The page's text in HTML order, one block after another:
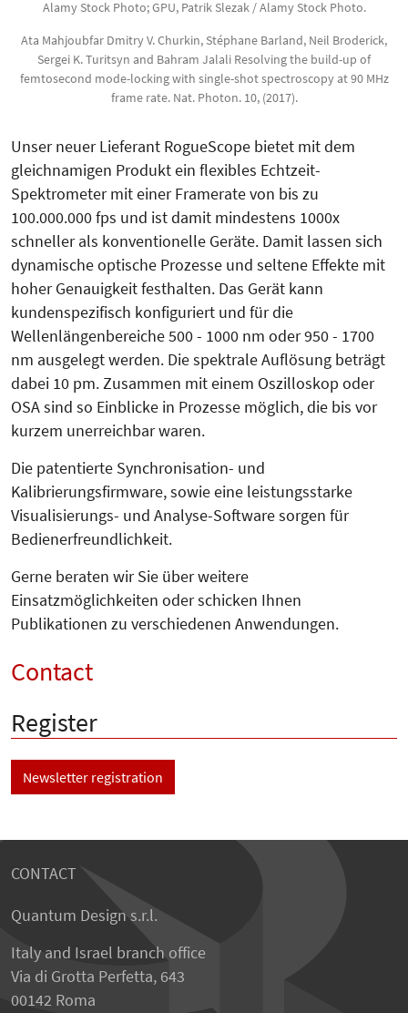
Alamy Stock Photo; GPU, Patrik Slezak / Alamy Stock Photo.
Ata Mahjoubfar Dmitry V. Churkin, Stéphane Barland, Neil Broderick,
Sergei K. Turitsyn and Bahram Jalali Resolving the build-up of
femtosecond mode-locking with single-shot spectroscopy at 90 MHz
frame rate. Nat. Photon. 10, (2017).
Unser neuer Lieferant RogueScope bietet mit dem
gleichnamigen Produkt ein flexibles Echtzeit-
Spektrometer mit einer Framerate von bis zu
100.000.000 fps und ist damit mindestens 1000x
schneller als konventionelle Geräte. Damit lassen sich
dynamische optische Prozesse und seltene Effekte mit
hoher Genauigkeit festhalten. Das Gerät kann
kundenspezifisch konfiguriert und für die
Wellenlängenbereiche 500 - 1000 nm oder 950 - 1700
nm ausgelegt werden. Die spektrale Auflösung beträgt
dabei 10 pm. Zusammen mit einem Oszilloskop oder
OSA sind so Einblicke in Prozesse möglich, die bis vor
kurzem unerreichbar waren.
Die patentierte Synchronisation- und
Kalibrierungsfirmware, sowie eine leistungsstarke
Visualisierungs- und Analyse-Software sorgen für
Bedienerfreundlichkeit.
Gerne beraten wir Sie über weitere
Einsatzmöglichkeiten oder schicken Ihnen
Publikationen zu verschiedenen Anwendungen.
Contact
Register
Newsletter registration
CONTACT
Quantum Design s.r.l.
Italy and Israel branch office
Via di Grotta Perfetta, 643
00142 Roma